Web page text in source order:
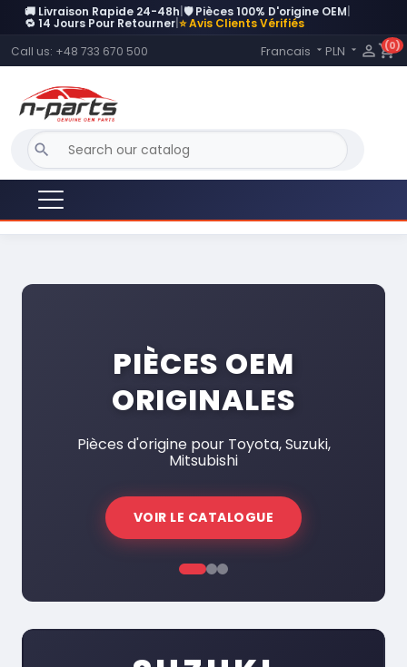
🚚 Livraison Rapide 24-48h 🛡️ Pièces 100% D'origine OEM
🔁 14 Jours Pour Retourner ⭐ Avis Clients Vérifiés
Call us: +48 733 670 500 Language:
Francais  PLN   shopping_cart
(0)
search
PIÈCES OEM
ORIGINALES
Pièces d'origine pour Toyota, Suzuki,
Mitsubishi
VOIR LE CATALOGUE
?
LIVRAISON
GRATUITE
l'Europe
VOIR LE CATALOGUE